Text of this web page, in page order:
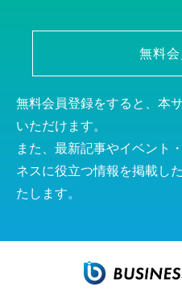
無料
無料会員登録をすると、本
いただけます。
また、最新記事やイベント
ネスに役立つ情報を掲載し
たします。